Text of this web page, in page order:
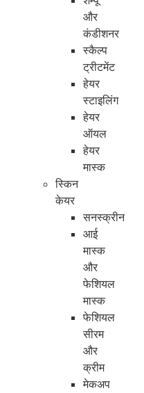
और
कंडीशनर
स्कैल्प
ट्रीटमेंट
हेयर
स्टाइलिंग
हेयर
ऑयल
हेयर
मास्क
स्किन
केयर
सनस्क्रीन
आई
मास्क
और
फेशियल
मास्क
फेशियल
सीरम
और
क्रीम
मेकअप